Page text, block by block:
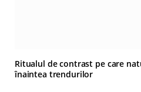
Ritualul de contrast pe care
înaintea trendurilor